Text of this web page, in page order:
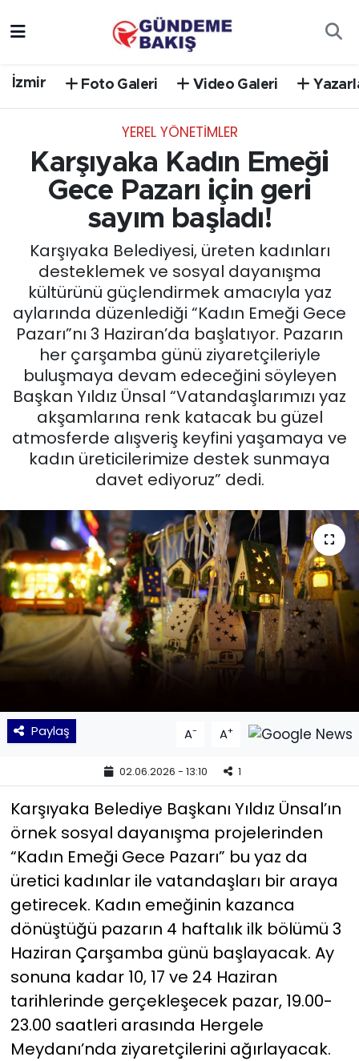
İzmir Foto Galeri Video Galeri
YEREL YÖNETİMLER
Karşıyaka Kadın Emeği
Gece Pazarı için geri
sayım başladı!
Karşıyaka Belediyesi, üreten kadınları
desteklemek ve sosyal dayanışma
kültürünü güçlendirmek amacıyla yaz
aylarında düzenlediği “Kadın Emeği Gece
Pazarı”nı 3 Haziran’da başlatıyor. Pazarın
her çarşamba günü ziyaretçileriyle
buluşmaya devam edeceğini söyleyen
Başkan Yıldız Ünsal “Vatandaşlarımızı yaz
akşamlarına renk katacak bu güzel
atmosferde alışveriş keyfini yaşamaya ve
kadın üreticilerimize destek sunmaya
davet ediyoruz” dedi.
Paylaş A- A+
02.06.2026 - 13:10 1
Karşıyaka Belediye Başkanı Yıldız Ünsal’ın
örnek sosyal dayanışma projelerinden
“Kadın Emeği Gece Pazarı” bu yaz da
üretici kadınlar ile vatandaşları bir araya
getirecek. Kadın emeğinin kazanca
dönüştüğü pazarın 4 haftalık ilk bölümü 3
Haziran Çarşamba günü başlayacak. Ay
sonuna kadar 10, 17 ve 24 Haziran
tarihlerinde gerçekleşecek pazar, 19.00-
23.00 saatleri arasında Hergele
Meydanı’nda ziyaretçilerini ağırlayacak.
EGE
EĞİTİM
EKONOMİ
English News
GÜNCEL
KÜLTÜR SANAT
MAGAZİN
POLİTİKA
SAĞLIK
Siyaset
SPOR
TEKNOLOJİ
Yaşam
YEREL POLİTİKA
Trafik Durumu
Süper Lig Puan Durumu ve Fikstür
Tüm Manşetler
Son Dakika Haberleri
Haber Arşivi